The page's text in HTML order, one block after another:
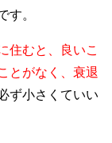
す。
住むと、良いこ
とがなく、衰退
ず小さくていい